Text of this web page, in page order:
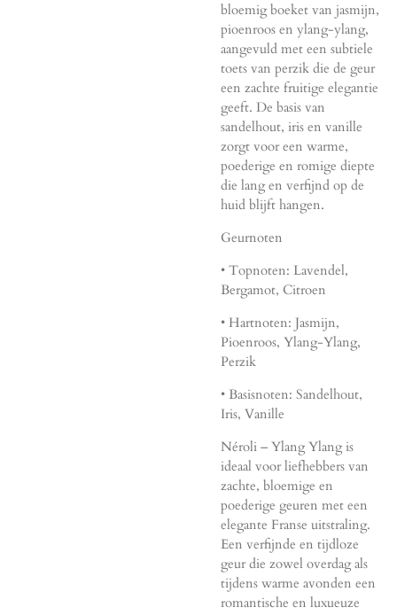
bloemig boeket van jasmijn,
pioenroos en ylang-ylang,
aangevuld met een subtiele
toets van perzik die de geur
een zachte fruitige elegantie
geeft. De basis van
sandelhout, iris en vanille
zorgt voor een warme,
poederige en romige diepte
die lang en verfijnd op de
huid blijft hangen.
Geurnoten
• Topnoten: Lavendel,
Bergamot, Citroen
• Hartnoten: Jasmijn,
Pioenroos, Ylang-Ylang,
Perzik
• Basisnoten: Sandelhout,
Iris, Vanille
Néroli – Ylang Ylang is
ideaal voor liefhebbers van
zachte, bloemige en
poederige geuren met een
elegante Franse uitstraling.
Een verfijnde en tijdloze
geur die zowel overdag als
tijdens warme avonden een
romantische en luxueuze